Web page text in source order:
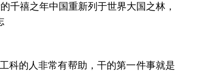
千禧之年中国重新列于世界大国之林，
科的人非常有帮助，干的第一件事就是